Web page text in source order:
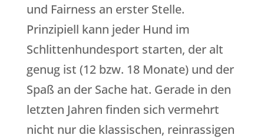
und Fairness an erster Stelle.
Prinzipiell kann jeder Hund im
Schlittenhundesport starten, der alt
genug ist (12 bzw. 18 Monate) und der
Spaß an der Sache hat. Gerade in den
letzten Jahren finden sich vermehrt
nicht nur die klassischen, reinrassigen